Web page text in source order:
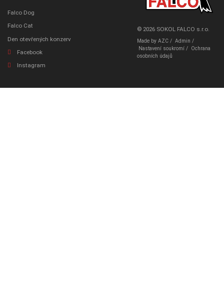
© 2026 SOKOL FALCO s.r.o.
Made byAZC /Admin /
Nastavení soukromí / Ochrana
osobních údajů
Falco Dog
Falco Cat
Den otevřených konzerv
Facebook
Instagram